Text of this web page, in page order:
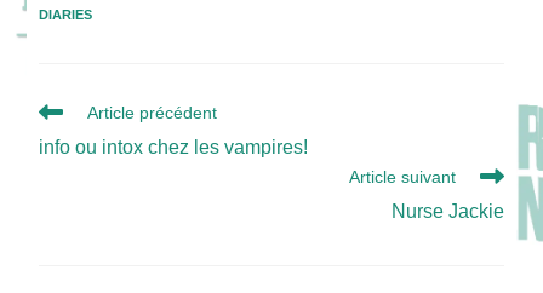
DIARIES
Read
articles
Article précédent
info ou intox chez les vampires!
Article suivant
Nurse Jackie